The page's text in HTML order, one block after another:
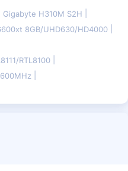
Gigabyte H310M S2H
8GB/UHD630/HD4000
RTL8100